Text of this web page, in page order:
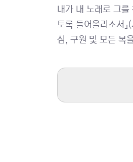
내가 내 노래로 그
토록 들어올리소서
심, 구원 및 모든 복